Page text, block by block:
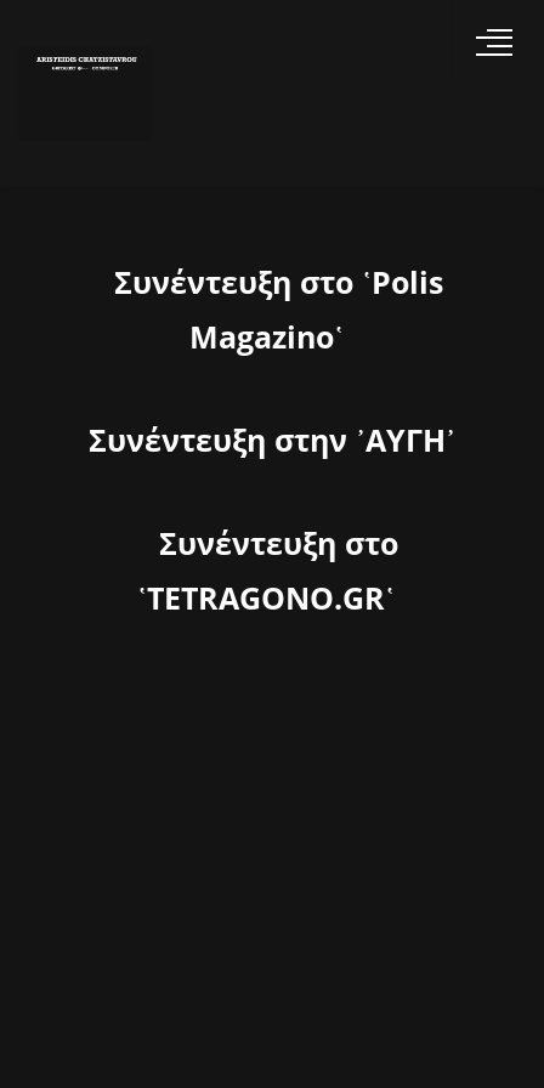
Συνέντευξη στο ῾Polis
Magazino῾
Συνέντευξη στην ᾽ΑΥΓΗ᾽
Συνέντευξη στο
῾TETRAGONO.GR῾